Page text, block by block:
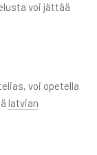
voi jättää
voi opetella
latvian